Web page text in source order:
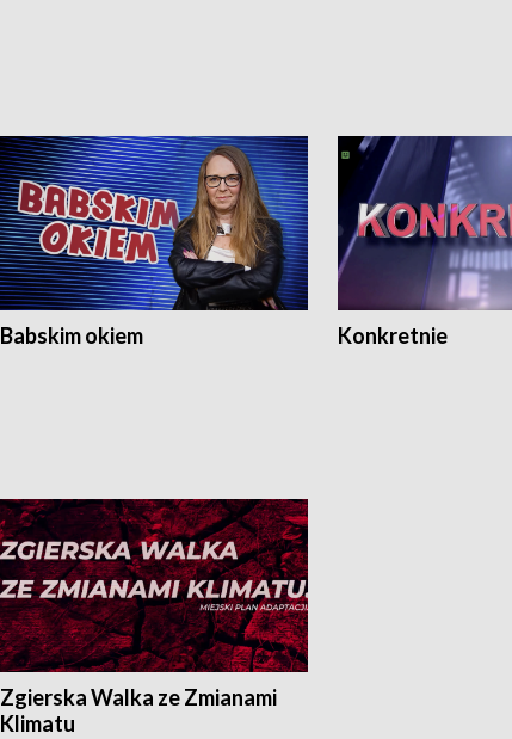
Babskim okiem Konkretnie
Zgierska Walka ze Zmianami
Klimatu